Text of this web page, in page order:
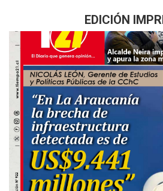
EDICIÓN